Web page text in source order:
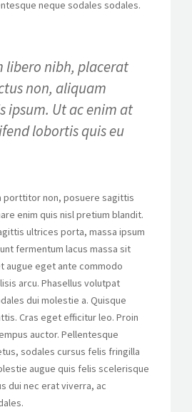
neque sodales sodales.
libero nibh, placerat
non, aliquam
ipsum. Ut ac enim at
lobortis quis eu
porttitor non, posuere sagittis
enim quis nisl pretium blandit.
ultrices porta, massa ipsum
fermentum lacus massa sit
augue eget ante commodo
arcu. Phasellus volutpat
dui molestie a. Quisque
Cras eget efficitur leo. Proin
auctor. Pellentesque
sodales cursus felis fringilla
augue quis felis scelerisque
dui nec erat viverra, ac